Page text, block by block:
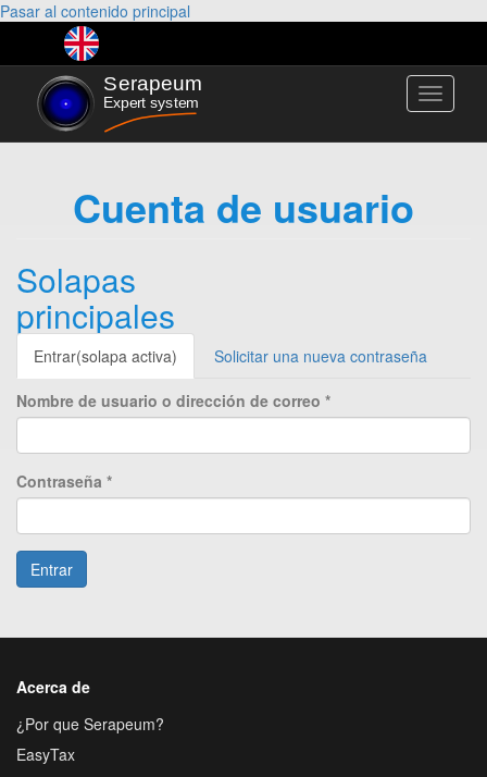
Pasar al contenido principal
Toggle
Cuenta de usuario
Solapas
principales
Entrar(solapa activa) Solicitar una nueva contraseña
Nombre de usuario o dirección de correo *
Contraseña *
Entrar
Acerca de
¿Por que Serapeum?
EasyTax